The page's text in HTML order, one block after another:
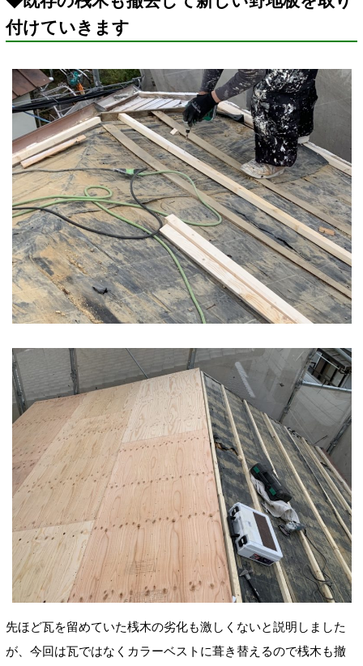
付けていきます
先ほど瓦を留めていた桟木の劣化も激しくないと説明しました
が、今回は瓦ではなくカラーベストに葺き替えるので桟木も撤